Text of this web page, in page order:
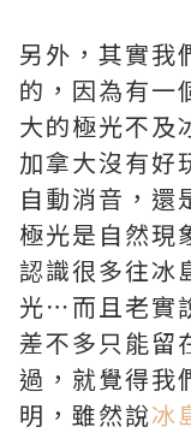
另外，其實我
的，因為有一
大的極光不及
加拿大沒有好
自動消音，還
極光是自然現
認識很多往冰
光⋯而且老實
差不多只能留
過，就覺得我
明，雖然說冰